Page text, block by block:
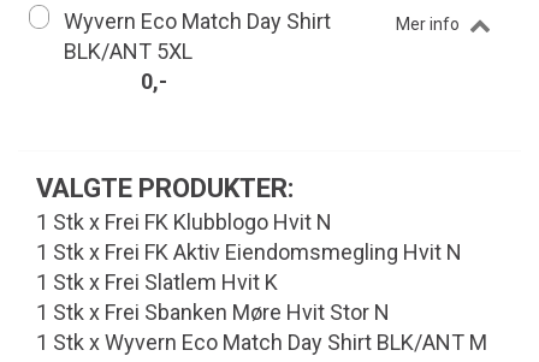
Wyvern Eco Match Day Shirt
BLK/ANT 5XL
Mer info
0,-
VALGTE PRODUKTER:
1 Stk x Frei FK Klubblogo Hvit N
1 Stk x Frei FK Aktiv Eiendomsmegling Hvit N
1 Stk x Frei Slatlem Hvit K
1 Stk x Frei Sbanken Møre Hvit Stor N
1 Stk x Wyvern Eco Match Day Shirt BLK/ANT M